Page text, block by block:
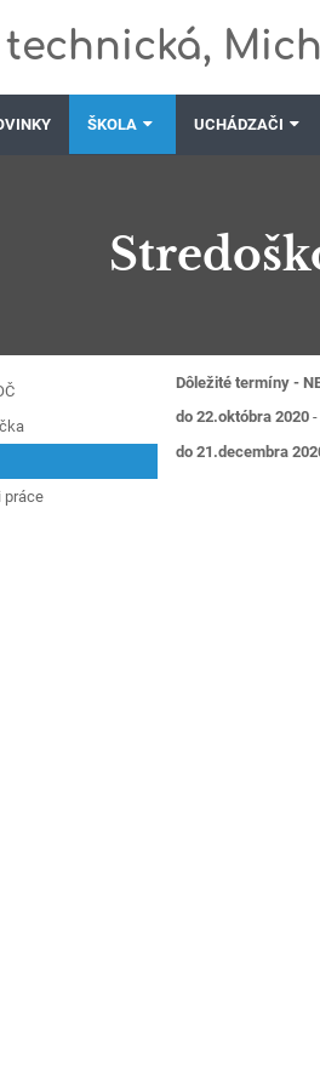
technická,
ŠKOLA UCHÁDZAČI
práce
Dôležité termíny -
do 22.októbra 2020-
do 21.decembra